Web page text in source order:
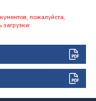
пожалуйста,
загрузки: